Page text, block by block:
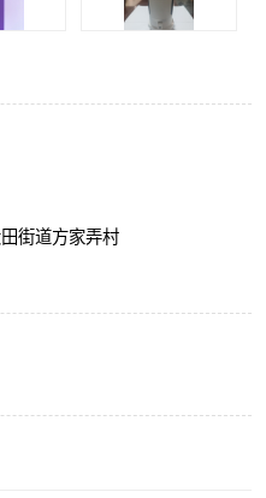
街道方家弄村